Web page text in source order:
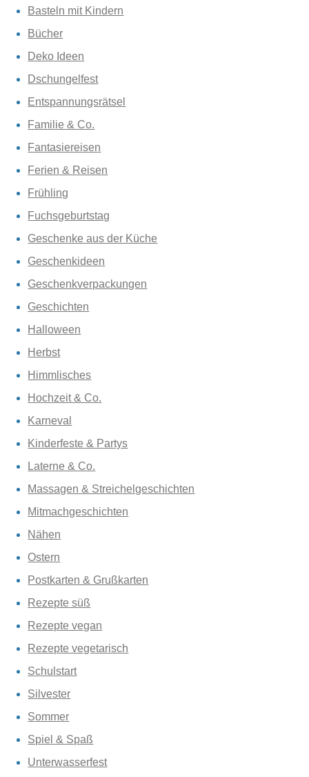
Basteln mit Kindern
Bücher
Deko Ideen
Dschungelfest
Entspannungsrätsel
Familie & Co.
Fantasiereisen
Ferien & Reisen
Frühling
Fuchsgeburtstag
Geschenke aus der Küche
Geschenkideen
Geschenkverpackungen
Geschichten
Halloween
Herbst
Himmlisches
Hochzeit & Co.
Karneval
Kinderfeste & Partys
Laterne & Co.
Massagen & Streichelgeschichten
Mitmachgeschichten
Nähen
Ostern
Postkarten & Grußkarten
Rezepte süß
Rezepte vegan
Rezepte vegetarisch
Schulstart
Silvester
Sommer
Spiel & Spaß
Unterwasserfest